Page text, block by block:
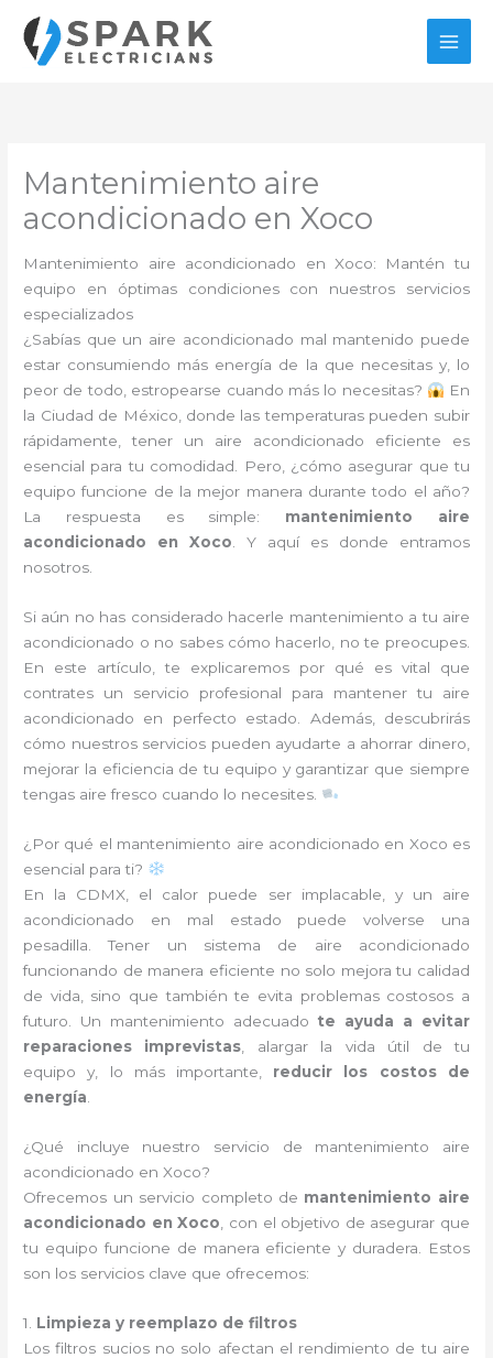
contenido
Mantenimiento aire
acondicionado en Xoco
Mantenimiento aire acondicionado en Xoco: Mantén tu
equipo en óptimas condiciones con nuestros servicios
especializados
¿Sabías que un aire acondicionado mal mantenido puede
estar consumiendo más energía de la que necesitas y, lo
peor de todo, estropearse cuando más lo necesitas?
En
la Ciudad de México, donde las temperaturas pueden subir
rápidamente, tener un aire acondicionado eficiente es
esencial para tu comodidad. Pero, ¿cómo asegurar que tu
equipo funcione de la mejor manera durante todo el año?
La respuesta es simple: mantenimiento aire
acondicionado en Xoco. Y aquí es donde entramos
nosotros.
Si aún no has considerado hacerle mantenimiento a tu aire
acondicionado o no sabes cómo hacerlo, no te preocupes.
En este artículo, te explicaremos por qué es vital que
contrates un servicio profesional para mantener tu aire
acondicionado en perfecto estado. Además, descubrirás
cómo nuestros servicios pueden ayudarte a ahorrar dinero,
mejorar la eficiencia de tu equipo y garantizar que siempre
tengas aire fresco cuando lo necesites.
¿Por qué el mantenimiento aire acondicionado en Xoco es
esencial para ti?
En la CDMX, el calor puede ser implacable, y un aire
acondicionado en mal estado puede volverse una
pesadilla. Tener un sistema de aire acondicionado
funcionando de manera eficiente no solo mejora tu calidad
de vida, sino que también te evita problemas costosos a
futuro. Un mantenimiento adecuado te ayuda a evitar
reparaciones imprevistas , alargar la vida útil de tu
equipo y, lo más importante, reducir los costos de
energía
¿Qué incluye nuestro servicio de mantenimiento aire
acondicionado en Xoco?
Ofrecemos un servicio completo de mantenimiento aire
acondicionado en Xoco , con el objetivo de asegurar que
tu equipo funcione de manera eficiente y duradera. Estos
son los servicios clave que ofrecemos:
1. Limpieza y reemplazo de filtros
Los filtros sucios no solo afectan el rendimiento de tu aire